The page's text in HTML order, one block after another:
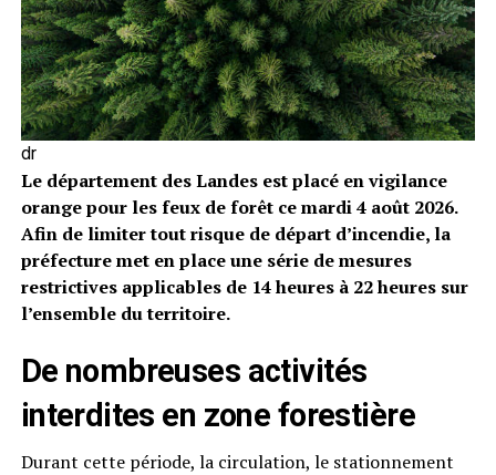
dr
Le département des Landes est placé en vigilance
orange pour les feux de forêt ce mardi 4 août 2026.
Afin de limiter tout risque de départ d’incendie, la
préfecture met en place une série de mesures
restrictives applicables de 14 heures à 22 heures sur
l’ensemble du territoire.
De nombreuses activités
interdites en zone forestière
Durant cette période, la circulation, le stationnement